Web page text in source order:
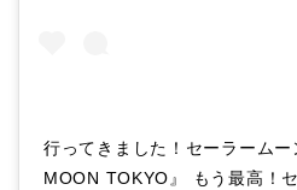
行ってきました！セーラーム
MOON TOKYO』 もう最高！